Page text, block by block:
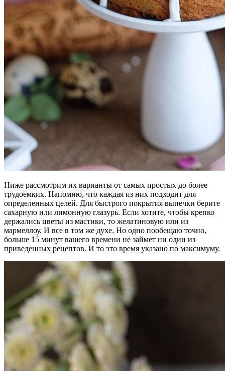
Ниже рассмотрим их варианты от самых простых до более
трудоемких. Напомню, что каждая из них подходит для
определенных целей. Для быстрого покрытия выпечки берите
сахарную или лимонную глазурь. Если хотите, чтобы крепко
держались цветы из мастики, то желатиновую или из
мармеллоу. И все в том же духе. Но одно пообещаю точно,
больше 15 минут вашего времени не займет ни один из
приведенных рецептов. И то это время указано по максимуму.